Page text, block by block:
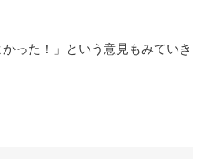
った！」という意見もみていき